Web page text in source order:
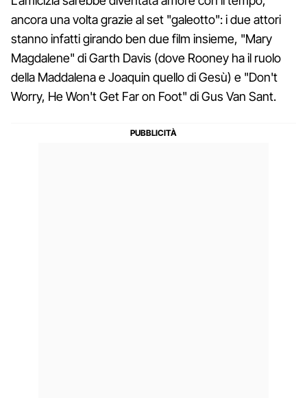
ancora una volta grazie al set "galeotto": i due attori
stanno infatti girando ben due film insieme, "Mary
Magdalene" di Garth Davis (dove Rooney ha il ruolo
della Maddalena e Joaquin quello di Gesù) e "Don't
Worry, He Won't Get Far on Foot" di Gus Van Sant.